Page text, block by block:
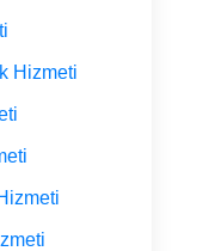
Hizmeti